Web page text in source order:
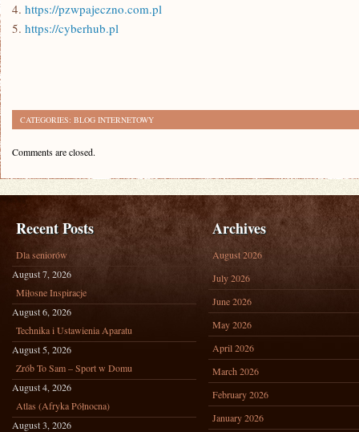
4. https://pzwpajeczno.com.pl
5. https://cyberhub.pl
CATEGORIES: BLOG INTERNETOWY
Comments are closed.
Recent Posts
Dla seniorów
August 7, 2026
Miłosne Inspiracje
August 6, 2026
Technika i Ustawienia Aparatu
August 5, 2026
Zrób To Sam – Sport w Domu
August 4, 2026
Atlas (Afryka Północna)
August 3, 2026
Archives
August 2026
July 2026
June 2026
May 2026
April 2026
March 2026
February 2026
January 2026